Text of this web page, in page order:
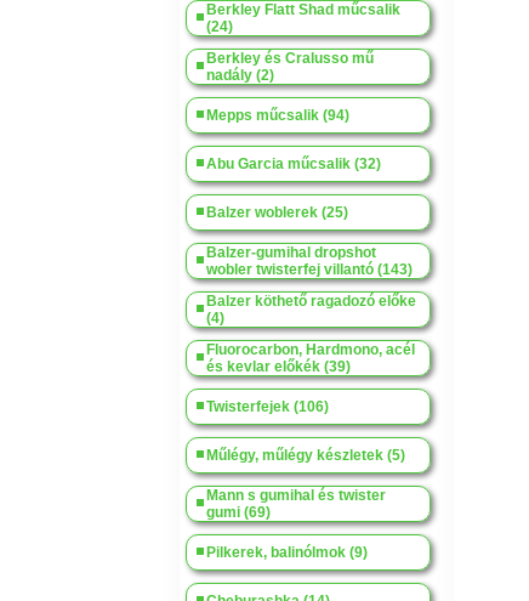
Berkley Flatt Shad műcsalik
(24)
Berkley és Cralusso mű
nadály (2)
Mepps műcsalik (94)
Abu Garcia műcsalik (32)
Balzer woblerek (25)
Balzer-gumihal dropshot
wobler twisterfej villantó (143)
Balzer köthető ragadozó előke
(4)
Fluorocarbon, Hardmono, acél
és kevlar előkék (39)
Twisterfejek (106)
Műlégy, műlégy készletek (5)
Mann s gumihal és twister
gumi (69)
Pilkerek, balinólmok (9)